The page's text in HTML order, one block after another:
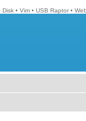
Disk • Vim • USB Raptor •